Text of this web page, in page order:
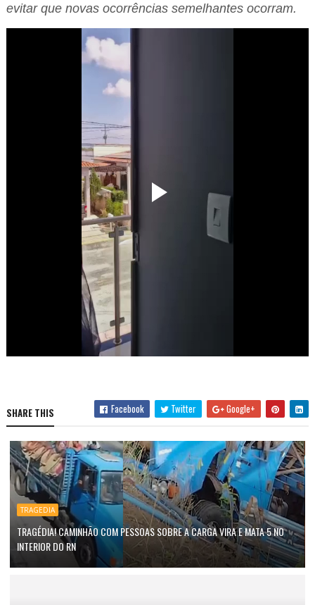
evitar que novas ocorrências semelhantes ocorram.
SHARE THIS Facebook Twitter Google+
TRAGEDIA
TRAGÉDIA! CAMINHÃO COM PESSOAS SOBRE A CARGA VIRA E MATA 5 NO
INTERIOR DO RN